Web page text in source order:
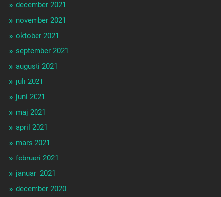
december 2021
november 2021
oktober 2021
september 2021
augusti 2021
juli 2021
juni 2021
maj 2021
april 2021
mars 2021
februari 2021
januari 2021
december 2020